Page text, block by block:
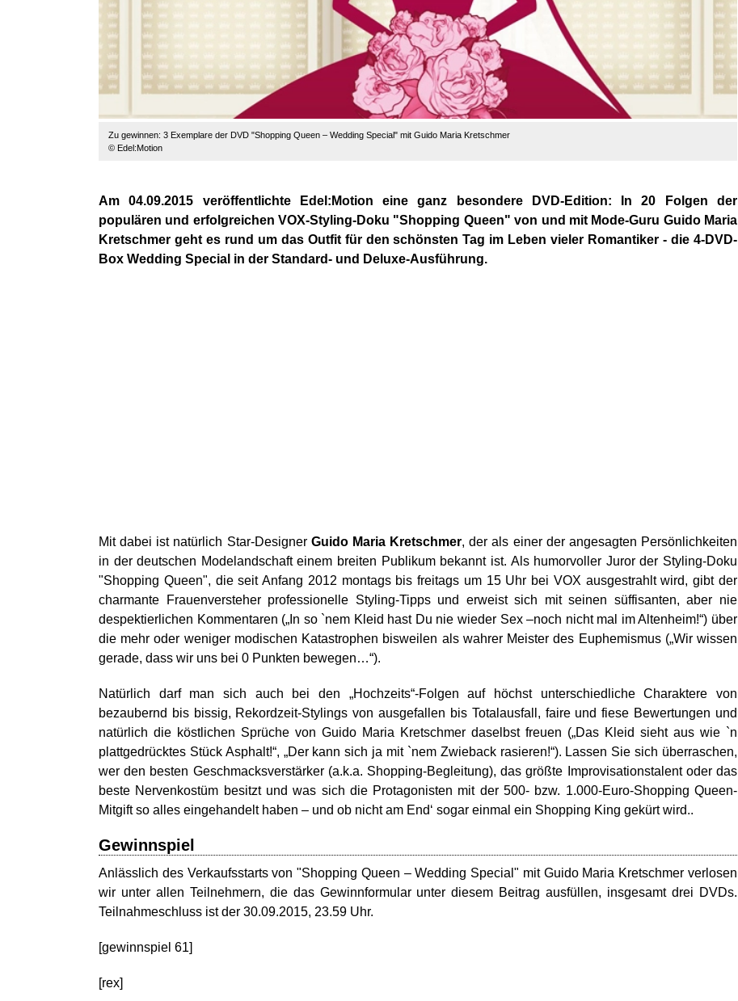
Zu gewinnen: 3 Exemplare der DVD "Shopping Queen – Wedding Special" mit Guido Maria Kretschmer
© Edel:Motion
Am 04.09.2015 veröffentlichte Edel:Motion eine ganz besondere DVD-Edition: In 20 Folgen der
populären und erfolgreichen VOX-Styling-Doku "Shopping Queen" von und mit Mode-Guru Guido Maria
Kretschmer geht es rund um das Outfit für den schönsten Tag im Leben vieler Romantiker - die 4-DVD-
Box Wedding Special in der Standard- und Deluxe-Ausführung.
Mit dabei ist natürlich Star-Designer Guido Maria Kretschmer, der als einer der angesagten Persönlichkeiten
in der deutschen Modelandschaft einem breiten Publikum bekannt ist. Als humorvoller Juror der Styling-Doku
"Shopping Queen", die seit Anfang 2012 montags bis freitags um 15 Uhr bei VOX ausgestrahlt wird, gibt der
charmante Frauenversteher professionelle Styling-Tipps und erweist sich mit seinen süffisanten, aber nie
despektierlichen Kommentaren („In so `nem Kleid hast Du nie wieder Sex –noch nicht mal im Altenheim!“) über
die mehr oder weniger modischen Katastrophen bisweilen als wahrer Meister des Euphemismus („Wir wissen
gerade, dass wir uns bei 0 Punkten bewegen…“).
Natürlich darf man sich auch bei den „Hochzeits“-Folgen auf höchst unterschiedliche Charaktere von
bezaubernd bis bissig, Rekordzeit-Stylings von ausgefallen bis Totalausfall, faire und fiese Bewertungen und
natürlich die köstlichen Sprüche von Guido Maria Kretschmer daselbst freuen („Das Kleid sieht aus wie `n
plattgedrücktes Stück Asphalt!“, „Der kann sich ja mit `nem Zwieback rasieren!“). Lassen Sie sich überraschen,
wer den besten Geschmacksverstärker (a.k.a. Shopping-Begleitung), das größte Improvisationstalent oder das
beste Nervenkostüm besitzt und was sich die Protagonisten mit der 500- bzw. 1.000-Euro-Shopping Queen-
Mitgift so alles eingehandelt haben – und ob nicht am End‘ sogar einmal ein Shopping King gekürt wird..
Gewinnspiel
Anlässlich des Verkaufsstarts von "Shopping Queen – Wedding Special" mit Guido Maria Kretschmer verlosen
wir unter allen Teilnehmern, die das Gewinnformular unter diesem Beitrag ausfüllen, insgesamt drei DVDs.
Teilnahmeschluss ist der 30.09.2015, 23.59 Uhr.
[gewinnspiel 61]
[rex]